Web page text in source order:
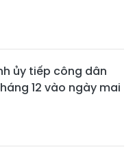
ủy tiếp công dân
12 vào ngày mai